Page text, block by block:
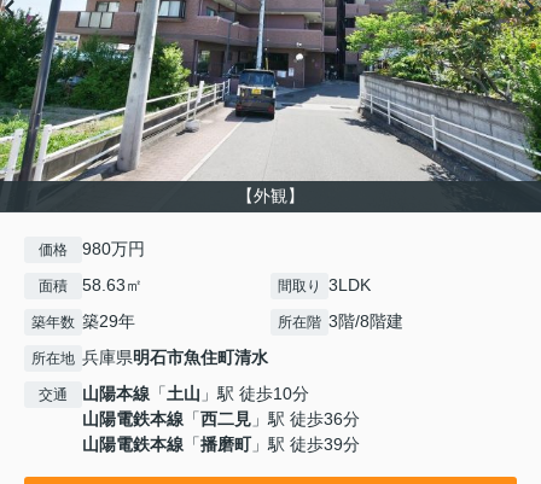
【外観】
価格 980万円
面積 58.63㎡ 間取り 3LDK
築年数 築29年 所在階 3階/8階建
所在地 兵庫県明石市魚住町清水
交通 山陽本線 「土山 」駅 徒歩10分
山陽電鉄本線 「西二見 」駅 徒歩36分
山陽電鉄本線 「播磨町」駅 徒歩39分